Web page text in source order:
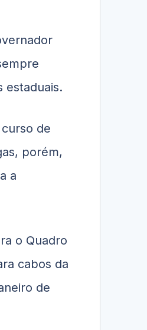
estaduais.
de
porém,
a
o Quadro
cabos da
de